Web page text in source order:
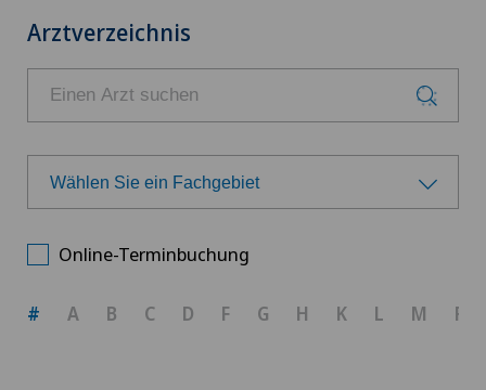
Arztverzeichnis
Wählen Sie ein Fachgebiet
Online-Terminbuchung
# A B C D F G H K L M R